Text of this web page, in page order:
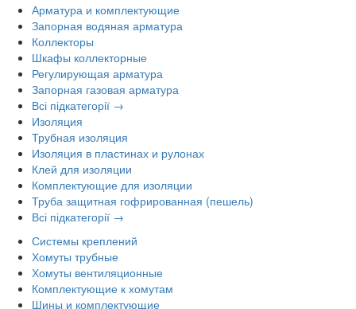
Арматура и комплектующие
Запорная водяная арматура
Коллекторы
Шкафы коллекторные
Регулирующая арматура
Запорная газовая арматура
Всі підкатегорії →
Изоляция
Трубная изоляция
Изоляция в пластинах и рулонах
Клей для изоляции
Комплектующие для изоляции
Труба защитная гофрированная (пешель)
Всі підкатегорії →
Системы креплений
Хомуты трубные
Хомуты вентиляционные
Комплектующие к хомутам
Шины и комплектующие